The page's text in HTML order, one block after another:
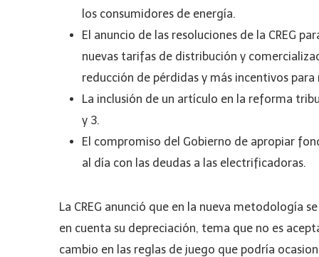
los consumidores de energía.
El anuncio de las resoluciones de la CREG
nuevas tarifas de distribución y
reducción de pérdidas y más incentivos
La inclusión de un artículo en la reforma
y 3.
El compromiso del Gobierno de apropiar
al día con las deudas a las electrificadoras.
La CREG anunció que en la nueva metodología
en cuenta su depreciación, tema que no es
cambio en las reglas de juego que podría